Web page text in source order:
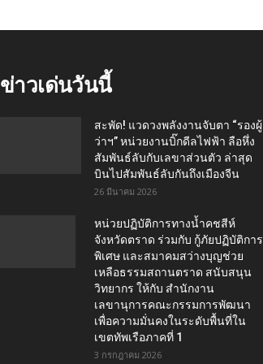
ข่าวเด่นวันนี้
สะพัด! แวดวงพลังงานจับตา “รองผู้
ว่าฯ” หน่วยงานบิ๊กดีลไฟฟ้า ลือหึ่ง
สัมพันธ์ลับกับเลขาส่วนตัว ล่าสุด
บินไปสัมพันธ์ลับกันถึงเมืองจีน
26 มีนาคม 2026
หน่วยปฏิบัติการทางน้ำคชสีห์
จังหวัดตราด ร่วมกับ กู้ภัยปฏิบัติการ
พิเศษ และสมาคมสว่างบุญช่วย
เหลือธรรมสถานตราด สนับสนุน
วิทยากร ให้กับ สำนักงาน
เลขานุการคณะกรรมการพัฒนา
เพื่อความมั่นคงในระดับพื้นที่ใน
เขตทัพเรือภาคที่ 1
3 กรกฎาคม 2026